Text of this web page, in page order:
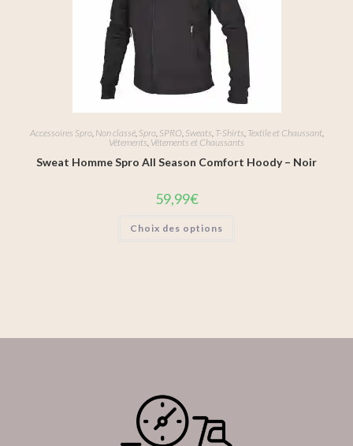
Accessoires Spro, Non classé, Spro, SPRO, Sweats T-Shirts Textile et Chaussant,
Vêtements Vêtements et Chaussants
Sweat Homme Spro All Season Comfort Hoody – Noir
59,99€
Choix des options